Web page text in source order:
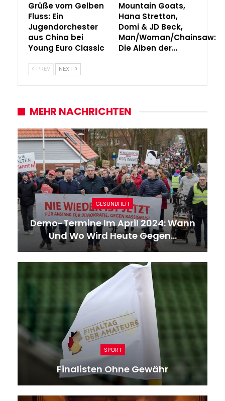
Grüße vom Gelben
Fluss: Ein
Jugendorchester
aus China bei
Young Euro Classic
Mountain Goats,
Hana Stretton,
Domi & JD Beck,
Man/Woman/Chainsaw:
Die Alben der…
PREV NEXT
MEHR NACHRICHTEN
GESUNDHEIT
Demo-Termine Im April 2024: Wann
Und Wo Wird Heute Gegen…
SPORT
Finalisten Ohne Gewähr